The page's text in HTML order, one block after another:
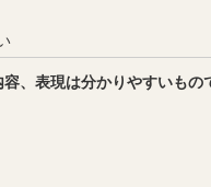
、表現は分かりやすいもの